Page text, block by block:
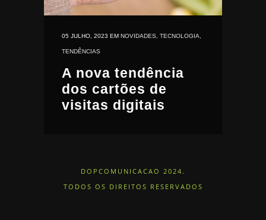
05 JULHO, 2023 EM NOVIDADES TECNOLOGIA
TENDÊNCIAS
A nova tendência
dos cartões de
visitas digitais
DOPCOMUNICACAO 2024.
TODOS OS DIREITOS RESERVADOS